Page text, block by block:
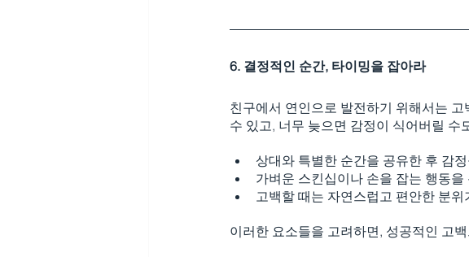
6. 결정적인 순간, 타이밍을 잡아라
친구에서 연인으로 발전하기 위해서는
수 있고, 너무 늦으면 감정이 식어버릴 수
상대와 특별한 순간을 공유한 후 감
가벼운 스킨십이나 손을 잡는 행동
고백할 때는 자연스럽고 편안한 분위
이러한 요소들을 고려하면, 성공적인 고